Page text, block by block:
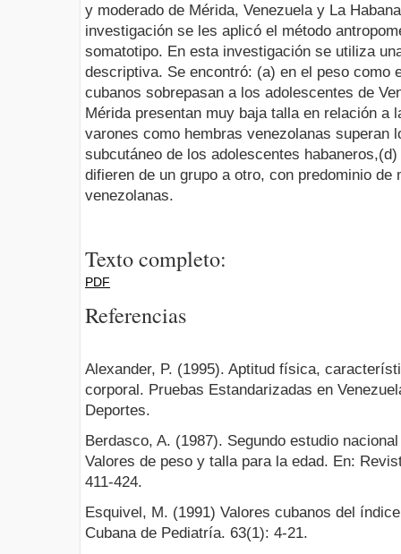
y moderado de Mérida, Venezuela y La
investigación se les aplicó el método
somatotipo. En esta investigación se utiliza
descriptiva. Se encontró: (a) en el peso como
cubanos sobrepasan a los adolescentes de
Mérida presentan muy baja talla en relación a
varones como hembras venezolanas superan
subcutáneo de los adolescentes
difieren de un grupo a otro, con predominio
venezolanas.
Texto completo:
PDF
Referencias
Alexander, P. (1995). Aptitud física,
corporal. Pruebas Estandarizadas en
Deportes.
Berdasco, A. (1987). Segundo estudio
Valores de peso y talla para la edad. En:
411-424.
Esquivel, M. (1991) Valores cubanos del
Cubana de Pediatría. 63(1): 4-21.